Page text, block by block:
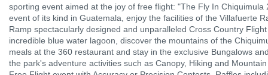
sporting event aimed at the joy of free flight: "The Fly In
event of its kind in Guatemala, enjoy the facilities of the Villafuerte
Ramp spectacularly designed and unparalleled Cross Country
incredible blue water lagoon, discover the mountains of the
meals at the 360 ​​restaurant and stay in the exclusive Bungalows
the park's adventure activities such as Canopy, Hiking and